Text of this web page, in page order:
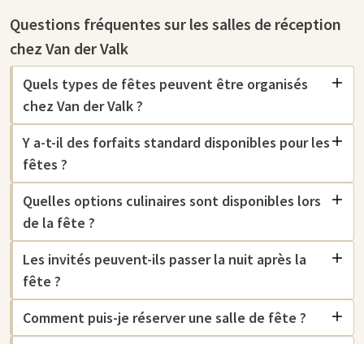
avec l'aide de nos experts.
Lieu de fête avec hébergement
En consultation, les hôtels Van der Valk offrent également la
possibilité de réserver une nuit pour vous et vos invités. C'est
idéal si vous avez une fête de plusieurs jours ou si vous ne
voulez pas rentrer chez vous depuis le lieu de la fête.
Déjeuner ou dîner pendant votre
événement
À côté d'une salle de fête, les salles de Van der Valk peuvent
également être utilisées pour uncongrès, une réunion
ou tout
autre événement. Les salles sont en effet équipées de
Questions fréquentes sur les salles de réception
chez Van der Valk
Quels types de fêtes peuvent être organisés
chez Van der Valk ?
Y a-t-il des forfaits standard disponibles pour les
fêtes ?
Quelles options culinaires sont disponibles lors
de la fête ?
Les invités peuvent-ils passer la nuit après la
fête ?
Comment puis-je réserver une salle de fête ?